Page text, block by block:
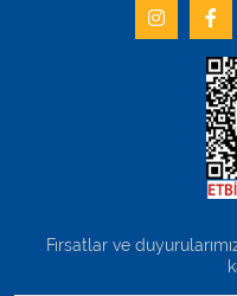
Fırsatlar ve